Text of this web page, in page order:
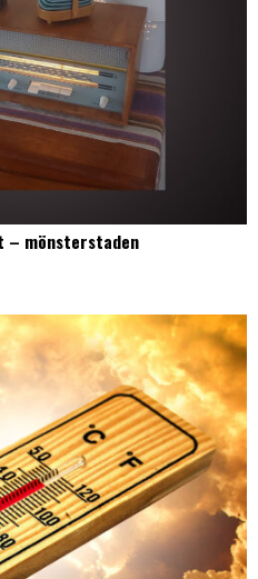
– mönsterstaden